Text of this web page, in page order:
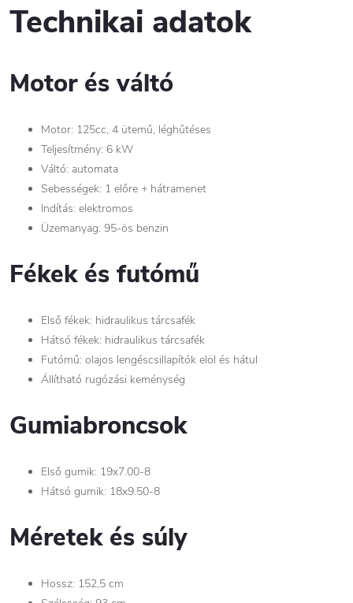
Technikai adatok
Motor és váltó
Motor: 125cc, 4 ütemű, léghűtéses
Teljesítmény: 6 kW
Váltó: automata
Sebességek: 1 előre + hátramenet
Indítás: elektromos
Üzemanyag: 95-ös benzin
Fékek és futómű
Első fékek: hidraulikus tárcsafék
Hátsó fékek: hidraulikus tárcsafék
Futómű: olajos lengéscsillapítók elöl és hátul
Állítható rugózási keménység
Gumiabroncsok
Első gumik: 19x7.00-8
Hátsó gumik: 18x9.50-8
Méretek és súly
Hossz: 152,5 cm